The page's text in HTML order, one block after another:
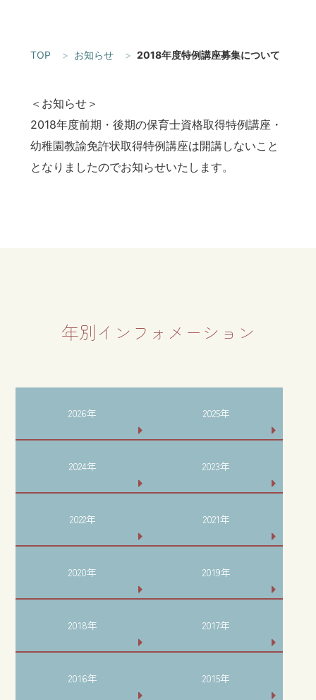
TOP お知らせ 2018年度特例講座募集について
＜お知らせ＞
2018年度前期・後期の保育士資格取得特例講座・
幼稚園教諭免許状取得特例講座は開講しないこと
となりましたのでお知らせいたします。
年別インフォメーション
2026年 2025年
2024年 2023年
2022年 2021年
2020年 2019年
2018年 2017年
2016年 2015年